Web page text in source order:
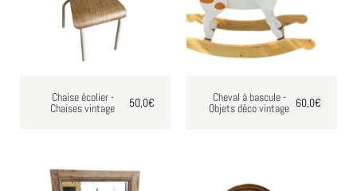
Chaise écolier -
Chaises vintage 50,0€ Cheval à bascule -
Objets déco vintage 60,0€